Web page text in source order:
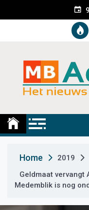
e
t
Home 2019
Geldmaat vervangt
Medemblik is nog